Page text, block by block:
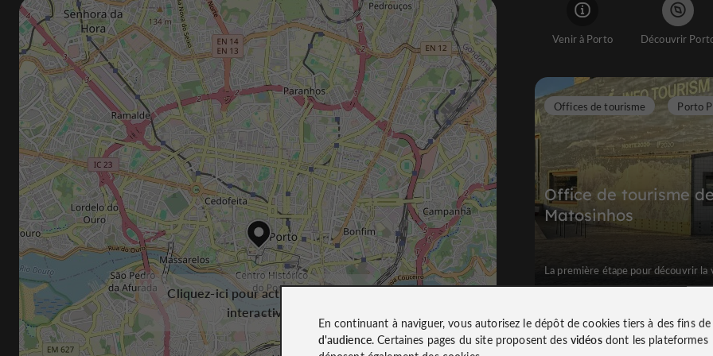
Cliquez-ici pour activer la carte
interactive
Venir à Porto Découvrir
Office de tourisme de
Matosinhos
Offices de tourisme Porto
La première étape pour découvrir la
En continuant à naviguer, vous autorisez le dépôt de cookies tiers à des fins de
d'audience. Certaines pages du site proposent des vidéosdont les plateformes